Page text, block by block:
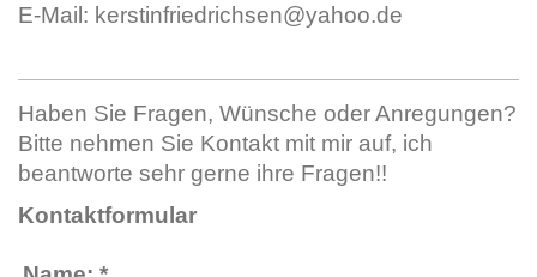
E-Mail: kerstinfriedrichsen@yahoo.de
Haben Sie Fragen, Wünsche oder Anregungen?
Bitte nehmen Sie Kontakt mit mir auf, ich
beantworte sehr gerne ihre Fragen!!
Kontaktformular